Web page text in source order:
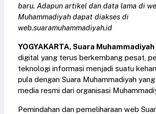
baru. Adapun artikel dan data lama di
Muhammadiyah dapat diakses di
web.suaramuhammadiyah.id
YOGYAKARTA, Suara Muhammadiyah
digital yang terus berkembang pesat,
teknologi informasi menjadi suatu
pula dengan Suara Muhammadiyah
media resmi dari organisasi
Pemindahan dan pemeliharaan web